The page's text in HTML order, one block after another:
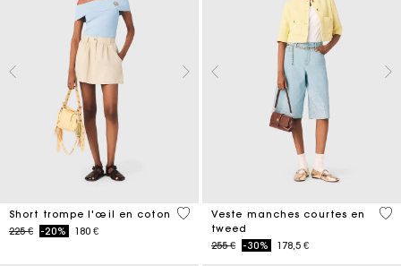
Short trompe l'œil en coton
Price reduced from
225 €to-20% 180 €
5 out of 5 Customer Rating
Veste manches courtes en
tweed
Price reduced from
255 €to-30% 178,5 €
5